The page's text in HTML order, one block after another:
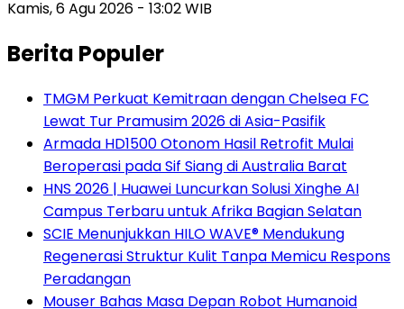
Kamis, 6 Agu 2026 - 13:02 WIB
Berita Populer
TMGM Perkuat Kemitraan dengan Chelsea FC
Lewat Tur Pramusim 2026 di Asia-Pasifik
Armada HD1500 Otonom Hasil Retrofit Mulai
Beroperasi pada Sif Siang di Australia Barat
HNS 2026 | Huawei Luncurkan Solusi Xinghe AI
Campus Terbaru untuk Afrika Bagian Selatan
SCIE Menunjukkan HILO WAVE® Mendukung
Regenerasi Struktur Kulit Tanpa Memicu Respons
Peradangan
Mouser Bahas Masa Depan Robot Humanoid